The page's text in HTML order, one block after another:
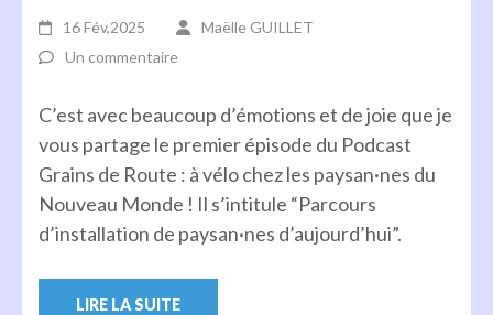
16 Fév,2025
Maëlle GUILLET
Un commentaire
C’est avec beaucoup d’émotions et de joie que je
vous partage le premier épisode du Podcast
Grains de Route : à vélo chez les paysan·nes du
Nouveau Monde ! Il s’intitule “Parcours
d’installation de paysan·nes d’aujourd’hui”.
LIRE LA SUITE